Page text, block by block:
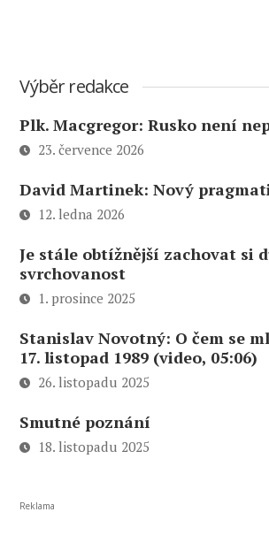
Výběr redakce
Plk. Macgregor: Rusko není
23. července 2026
David Martinek: Nový
12. ledna 2026
Je stále obtížnější zachovat si
svrchovanost
1. prosince 2025
Stanislav Novotný: O čem se
17. listopad 1989 (video, 05:06)
26. listopadu 2025
Smutné poznání
18. listopadu 2025
Reklama